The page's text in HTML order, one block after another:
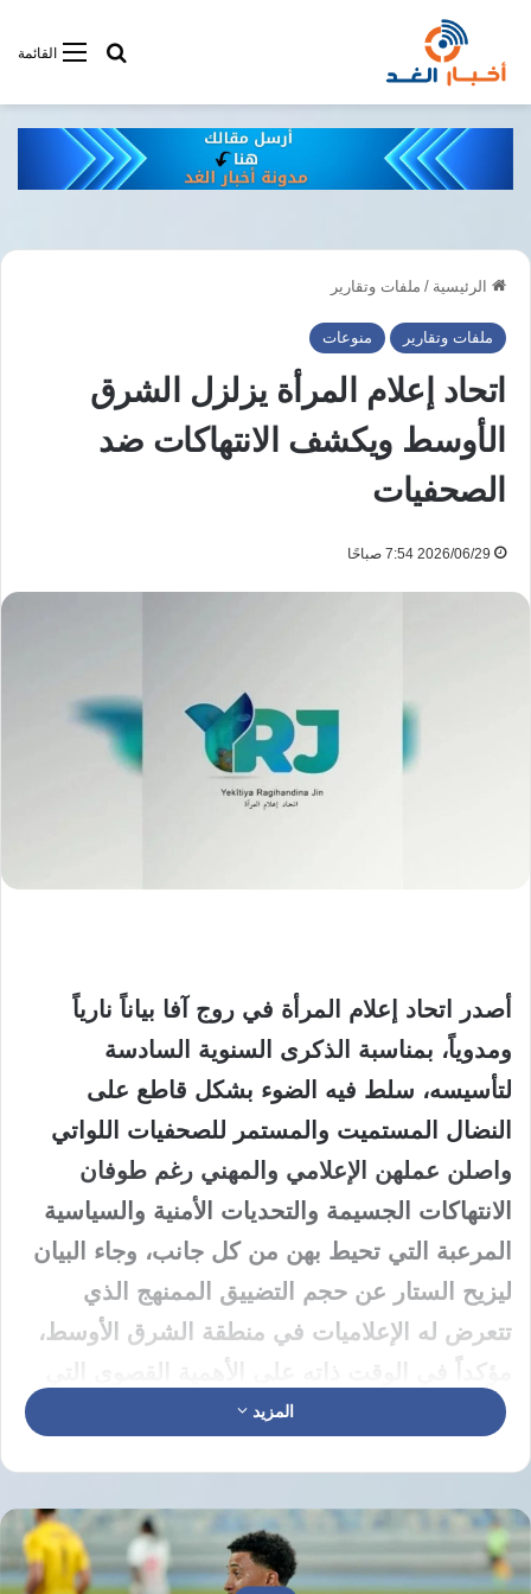
القائمةأبحت فى
الرئيسية / ملفات وتقارير
ملفات وتقارير منوعات
اتحاد إعلام المرأة يزلزل الشرق
الأوسط ويكشف الانتهاكات ضد
الصحفيات
2026/06/29 7:54 صباحًا
أصدر اتحاد إعلام المرأة في روج آفا بياناً نارياً
ومدوياً، بمناسبة الذكرى السنوية السادسة
لتأسيسه، سلط فيه الضوء بشكل قاطع على
النضال المستميت والمستمر للصحفيات اللواتي
واصلن عملهن الإعلامي والمهني رغم طوفان
الانتهاكات الجسيمة والتحديات الأمنية والسياسية
المرعبة التي تحيط بهن من كل جانب، وجاء البيان
ليزيح الستار عن حجم التضييق الممنهج الذي
تتعرض له الإعلاميات في منطقة الشرق الأوسط،
مؤكداً في الوقت ذاته على الأهمية القصوى التي
يمثلها الإعلام الحر والديمقراطي في معركة الدفاع
وأكد اتحاد إعلام المرأة في مستهل تقريره الصادر
من مركز الأخبار، أن الصحفيات في منطقة الشرق
المزيد